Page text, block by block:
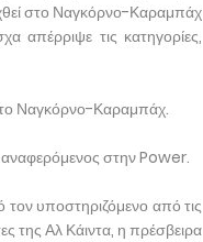
στο Ναγκόρνο-Καραμπάχ
απέρριψε τις κατηγορίες,
το Ναγκόρνο-Καραμπάχ.
στην Power.
υποστηριζόμενο από τις
της Αλ Κάιντα, η πρέσβειρα